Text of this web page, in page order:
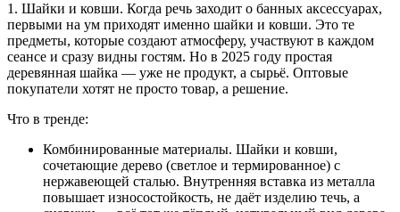
1. Шайки и ковши. Когда речь заходит о банных аксессуарах,
первыми на ум приходят именно шайки и ковши. Это те
предметы, которые создают атмосферу, участвуют в каждом
сеансе и сразу видны гостям. Но в 2025 году простая
деревянная шайка — уже не продукт, а сырьё. Оптовые
покупатели хотят не просто товар, а решение.
Что в тренде:
Комбинированные материалы. Шайки и ковши,
сочетающие дерево (светлое и термированное) с
нержавеющей сталью. Внутренняя вставка из металла
повышает износостойкость, не даёт изделию течь, а